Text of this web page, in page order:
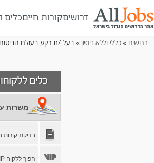
דרושיםקורות חייםכלים
דרושים »כללי וללא ניסיון» בעל /ת רקע בעולם
משרות
בדיקת קורות
הפוך ללקוח VIP